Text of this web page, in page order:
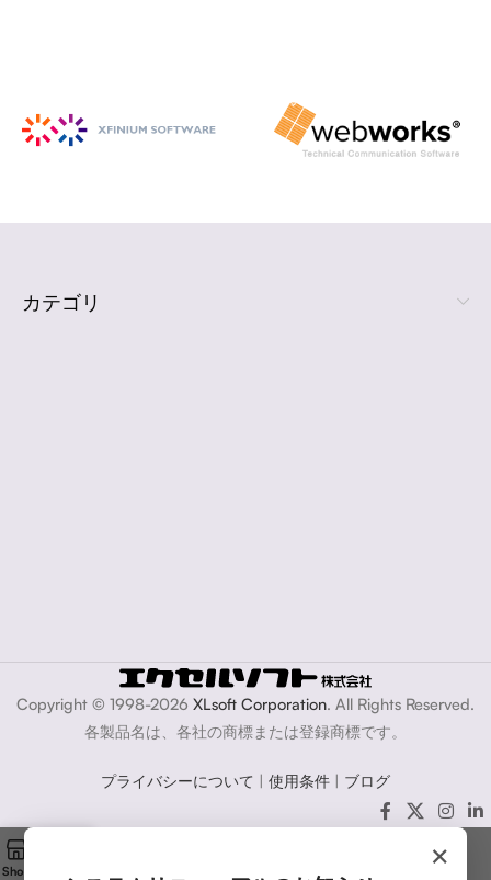
PowerPoint から HTML5 形式の e ラ
ーニング コンテンツを作成
カテゴリ
Copyright © 1998-2026 XLsoft Corporation. All Rights Reserved.
各製品名は、各社の商標または登録商標です。
プライバシーについて | 使用条件 | ブログ
Shop ×